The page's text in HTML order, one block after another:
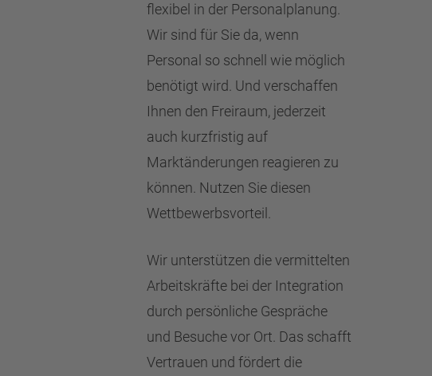
flexibel in der Personalplanung.
Wir sind für Sie da, wenn
Personal so schnell wie möglich
benötigt wird. Und verschaffen
Ihnen den Freiraum, jederzeit
auch kurzfristig auf
Marktänderungen reagieren zu
können. Nutzen Sie diesen
Wettbewerbsvorteil.
Wir unterstützen die vermittelten
Arbeitskräfte bei der Integration
durch persönliche Gespräche
und Besuche vor Ort. Das schafft
Vertrauen und fördert die